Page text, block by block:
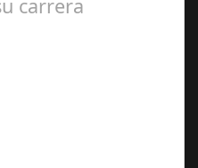
carrera